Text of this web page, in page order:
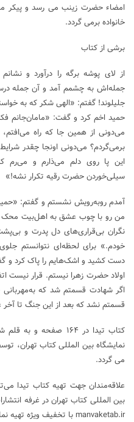
امضاء حضرت زینب می رسد و پیکر
خانواده برمی گردد.
برشی از کتاب
از لای پوشه برگه را درآورد و
جمله‌اش به چشمم آمد و آن جمله
جلیلوند! گفتم: «الهی شکر که به
حمید اخم کرد و گفت: «مامان‌جانم
می‌دونی از همین جا که راه
برمی‌گردم؟ می‌دونی اونجا چقدر
این پا روی دلم می‌ذارم و می‌رم
سیلی‌خوردن حضرت رقیه تکرار نشه!»
آمدم روبه‌رویش نشستم و گفتم:
من رو با چوب عشق به اهل‌بیت
نگران بی‌قراری‌های دل پدرت و
خودم.» برای لحظه‌ای نتوانستم
دست کشید و اشک‌هایم را پاک کرد و
اولاد حضرت زهرا نیستم. قرار نیست
اگر شهادت قسمتم شد که به‌مهربانی
قسمتم نشد که بعد از این جنگ تا آخر
کتاب تیدا در ۱۶۴
نمایشگاه بین المللی کتاب تهران،
می گردد.
علاقه‌مندان جهت تهیه کتاب تیدا
بین المللی کتاب تهران در غرفه
manvaketab.ir با تخفیف ویژه تهیه نمایند.